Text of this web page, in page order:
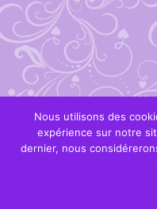
Nous utilisons des
expérience sur notre
dernier, nous